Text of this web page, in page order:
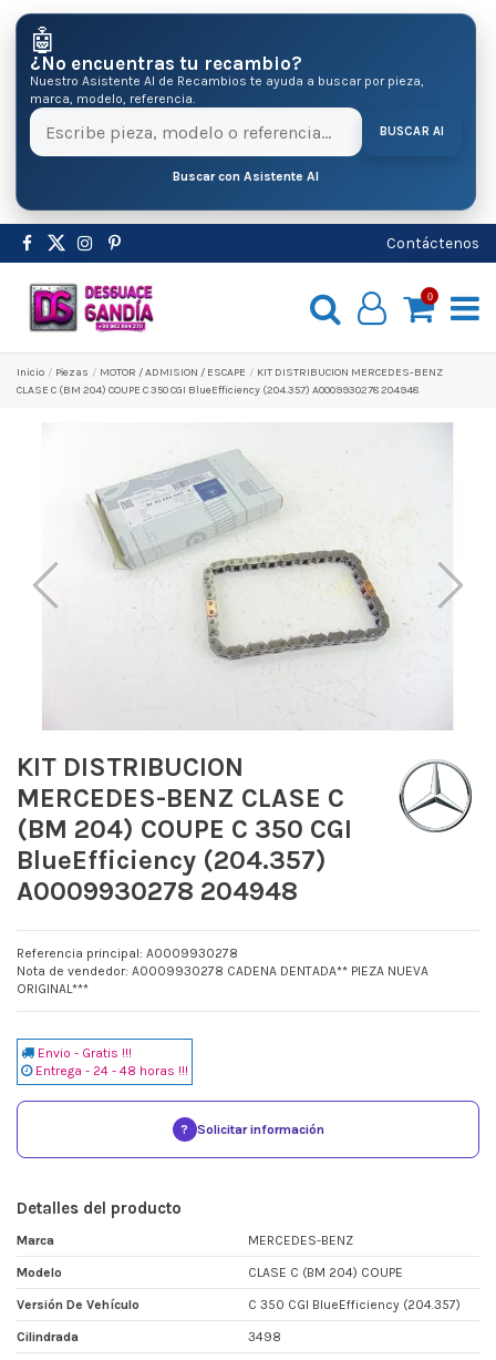
🤖
¿No encuentras tu recambio?
Nuestro Asistente AI de Recambios te ayuda a buscar por pieza,
marca, modelo, referencia.
BUSCAR AI
Buscar con Asistente AI
Contáctenos
0
Inicio Pіezas MOTOR / ADMISION / ESCAPE
KIT DISTRIBUCION MERCEDES-BENZ
CLASE C (BM 204) COUPE C 350 CGI BlueEfficiency (204.357) A0009930278 204948
KIT DISTRIBUCION
MERCEDES-BENZ CLASE C
(BM 204) COUPE C 350 CGI
BlueEfficiency (204.357)
A0009930278 204948
Referencia principal: A0009930278
Nota de vendedor: A0009930278 CADENA DENTADA** PIEZA NUEVA
ORIGINAL***
Envio - Gratis !!!
Entrega - 24 - 48 horas !!!
? Solicitar información
Detalles del producto
Marca MERCEDES-BENZ
Modelo CLASE C (BM 204) COUPE
Versión De Vehículo C 350 CGI BlueEfficiency (204.357)
Cilindrada 3498